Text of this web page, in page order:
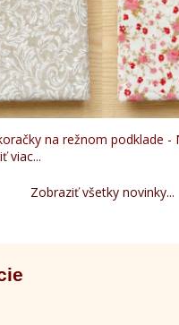
na režnom podklade -
viac...
Zobraziť všetky novinky...